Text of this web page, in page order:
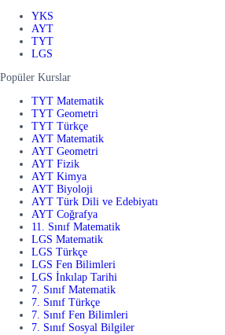
YKS
AYT
TYT
LGS
Popüler Kurslar
TYT Matematik
TYT Geometri
TYT Türkçe
AYT Matematik
AYT Geometri
AYT Fizik
AYT Kimya
AYT Biyoloji
AYT Türk Dili ve Edebiyatı
AYT Coğrafya
11. Sınıf Matematik
LGS Matematik
LGS Türkçe
LGS Fen Bilimleri
LGS İnkılap Tarihi
7. Sınıf Matematik
7. Sınıf Türkçe
7. Sınıf Fen Bilimleri
7. Sınıf Sosyal Bilgiler